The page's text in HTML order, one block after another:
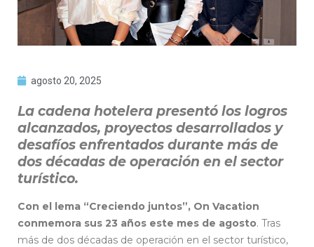
agosto 20, 2025
La cadena hotelera presentó los logros
alcanzados, proyectos desarrollados y
desafíos enfrentados durante más de
dos décadas de operación en el sector
turístico.
Con el lema “Creciendo juntos”, On Vacation
conmemora sus 23 años este mes de agosto. Tras
más de dos décadas de operación en el sector turístico,